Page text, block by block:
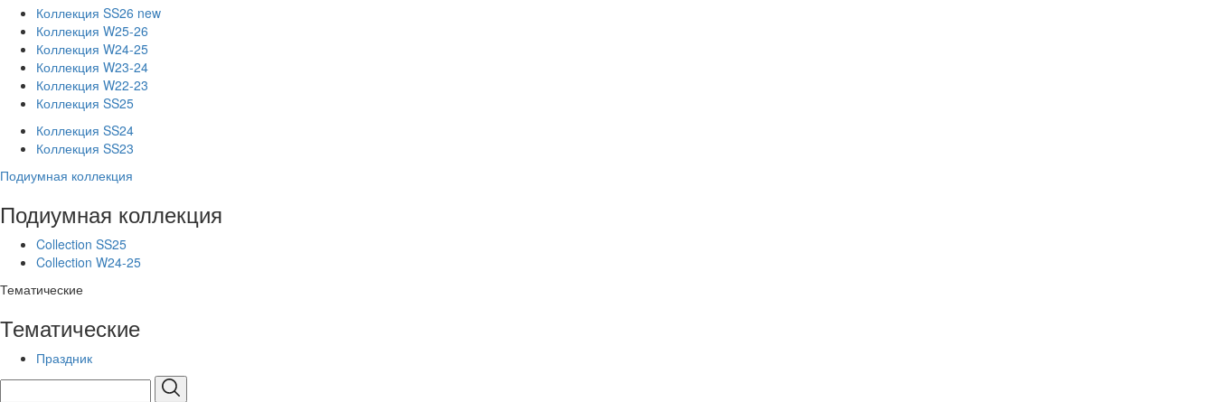
Коллекция SS26 new
Коллекция W25-26
Коллекция W24-25
Коллекция W23-24
Коллекция W22-23
Коллекция SS25
Коллекция SS24
Коллекция SS23
Подиумная коллекция
Подиумная коллекция
Collection SS25
Collection W24-25
Тематические
Тематические
Праздник